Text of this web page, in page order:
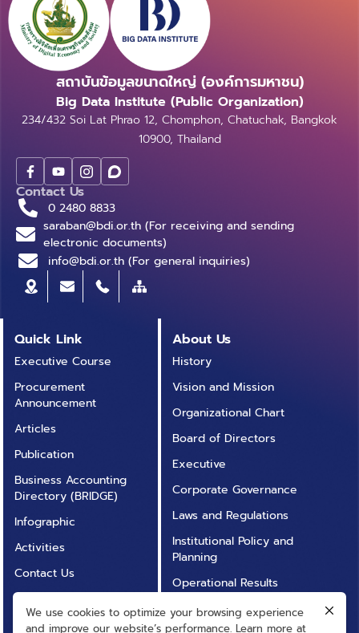
สถาบันข้อมูลขนาดใหญ่ (องค์การมหาชน)
Big Data Institute (Public Organization)
234/432 Soi Lat Phrao 12, Chomphon, Chatuchak, Bangkok
10900, Thailand
Contact Us
0 2480 8833
saraban@bdi.or.th (For receiving and sending
electronic documents)
info@bdi.or.th (For general inquiries)
Quick Link
Executive Course
Procurement
Announcement
Articles
Publication
Business Accounting
Directory (BRIDGE)
Infographic
Activities
Contact Us
Annual Report
FAQ
About Us
History
Vision and Mission
Organizational Chart
Board of Directors
Executive
Corporate Governance
Laws and Regulations
Institutional Policy and
Planning
Operational Results
Operational
Transparency (ITA)
We use cookies to optimize your browsing experience
and improve our website’s performance. Learn more at